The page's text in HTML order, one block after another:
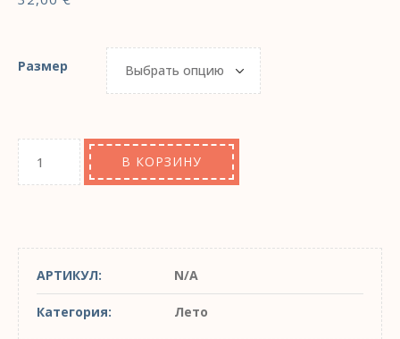
Размер
В КОРЗИНУ
АРТИКУЛ: N/A
Категория: Лето